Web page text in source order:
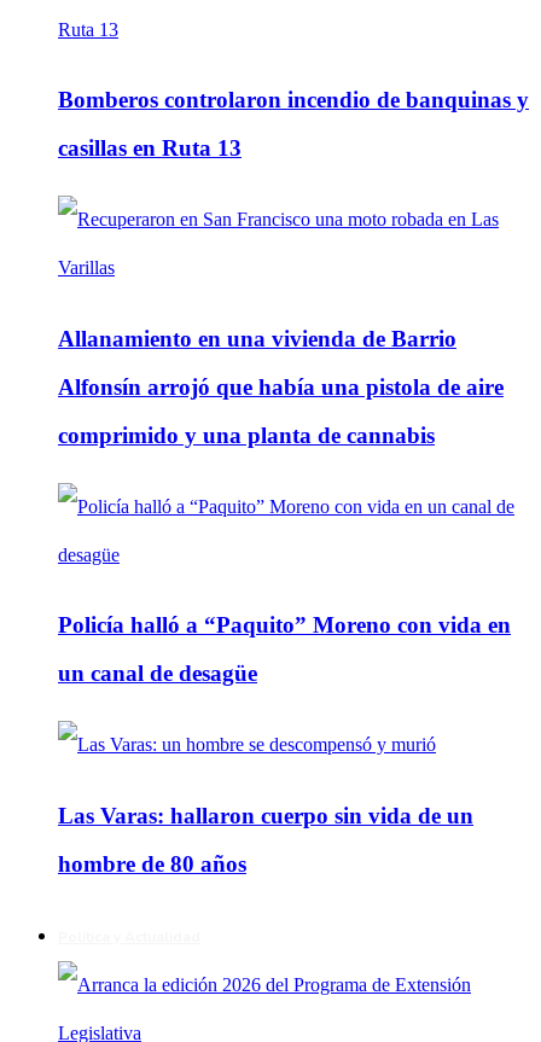
Bomberos controlaron incendio de banquinas y
casillas en Ruta 13
Allanamiento en una vivienda de Barrio
Alfonsín arrojó que había una pistola de aire
comprimido y una planta de cannabis
Policía halló a “Paquito” Moreno con vida en
un canal de desagüe
Las Varas: hallaron cuerpo sin vida de un
hombre de 80 años